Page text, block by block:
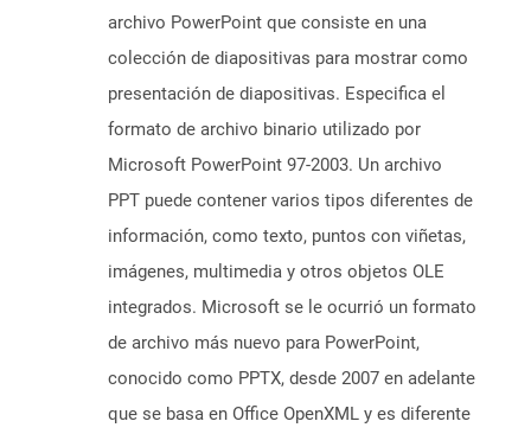
archivo PowerPoint que consiste en una
colección de diapositivas para mostrar como
presentación de diapositivas. Especifica el
formato de archivo binario utilizado por
Microsoft PowerPoint 97-2003. Un archivo
PPT puede contener varios tipos diferentes de
información, como texto, puntos con viñetas,
imágenes, multimedia y otros objetos OLE
integrados. Microsoft se le ocurrió un formato
de archivo más nuevo para PowerPoint,
conocido como PPTX, desde 2007 en adelante
que se basa en Office OpenXML y es diferente